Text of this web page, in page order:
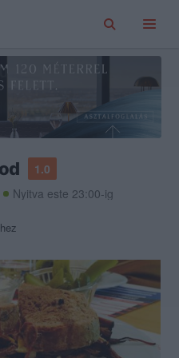
1.0
Nyitva este 23:00-ig